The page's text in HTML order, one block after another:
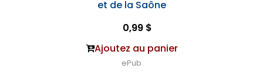
et de la Saône
0,99 $
Ajoutez au panier
ePub